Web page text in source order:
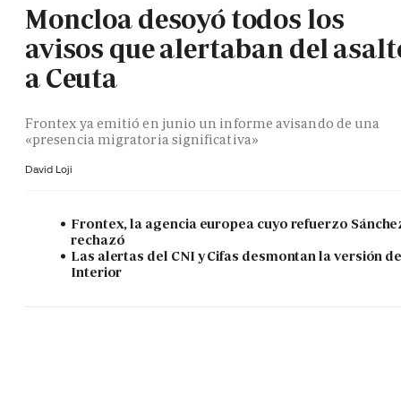
Moncloa desoyó todos los
avisos que alertaban del
a Ceuta
Frontex ya emitió en junio un informe avisando de una
«presencia migratoria significativa»
David Loji
Frontex, la agencia europea cuyo refuerzo
rechazó
Las alertas del CNI y Cifas desmontan la versión
Interior